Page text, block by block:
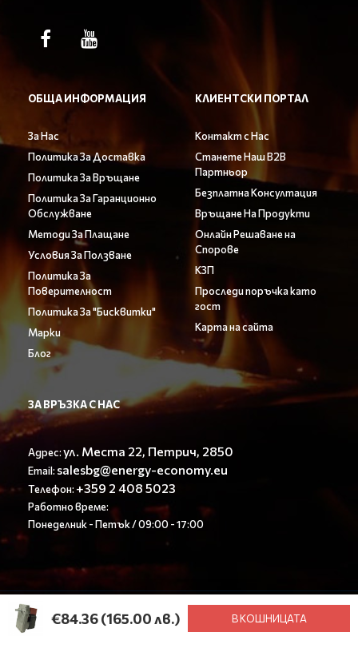
€84.36(165.00 лв.) В КОШНИЦАТА
ОБЩА ИНФОРМАЦИЯ
За Нас
Политика За Доставка
Политика За Връщане
Политика За Гаранционно
Обслужване
Методи За Плащане
Условия За Ползване
Политика За
Поверителност
Политика За "Бисквитки"
Марки
Блог
КЛИЕНТСКИ ПОРТАЛ
Контакт с Нас
Станете Наш B2B
Партньор
Безплатна Консултация
Връщане На Продукти
Онлайн Решаване на
Спорове
КЗП
Проследи поръчка като
гост
Карта на сайта
ЗА ВРЪЗКА С НАС
Адрес:ул. Места 22, Петрич, 2850
Email: salesbg@energy-economy.eu
Телефон: +359 2 408 5023
Работно време:
Понеделник - Петък / 09:00 - 17:00
© Енерджи Економи ООД 2023. All rights reserved.